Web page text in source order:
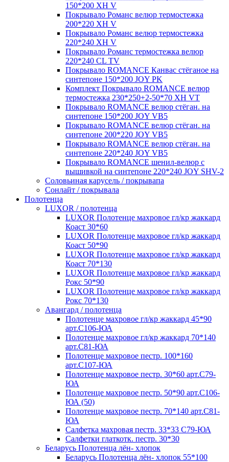
150*200 XH V
Покрывало Романс велюр термостежка
200*220 XH V
Покрывало Романс велюр термостежка
220*240 XH V
Покрывало Романс термостежка велюр
220*240 CL TV
Покрывало ROMANCE Канвас стёганое на
синтепоне 150*200 JOY PK
Комплект Покрывало ROMANCE велюр
термостежка 230*250+2-50*70 XH VT
Покрывало ROMANCE велюр стёган. на
синтепоне 150*200 JOY VB5
Покрывало ROMANCE велюр стёган. на
синтепоне 200*220 JOY VB5
Покрывало ROMANCE велюр стёган. на
синтепоне 220*240 JOY VB5
Покрывало ROMANCE шенил-велюр с
вышивкой на синтепоне 220*240 JOY SHV-2
Соловьиная карусель / покрывапа
Сонлайт / покрывала
Полотенца
LUXOR / полотенца
LUXOR Полотенце махровое гл/кр жаккард
Коаст 30*60
LUXOR Полотенце махровое гл/кр жаккард
Коаст 50*90
LUXOR Полотенце махровое гл/кр жаккард
Коаст 70*130
LUXOR Полотенце махровое гл/кр жаккард
Рокс 50*90
LUXOR Полотенце махровое гл/кр жаккард
Рокс 70*130
Авангард / полотенца
Полотенце махровое гл/кр жаккард 45*90
арт.С106-ЮА
Полотенце махровое гл/кр жаккард 70*140
арт.С81-ЮА
Полотенце махровое пестр. 100*160
арт.С107-ЮА
Полотенце махровое пестр. 30*60 арт.С79-
ЮА
Полотенце махровое пестр. 50*90 арт.С106-
ЮА (50)
Полотенце махровое пестр. 70*140 арт.С81-
ЮА
Салфетка махровая пестр. 33*33 С79-ЮА
Салфетки глаткотк. пестр. 30*30
Беларусь Полотенца лён- хлопок
Беларусь Полотенца лён- хлопок 55*100